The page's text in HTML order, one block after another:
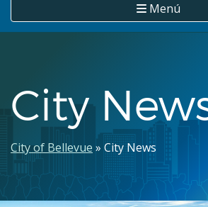
Menú
City
Ruta
de
City of Bellevue City News